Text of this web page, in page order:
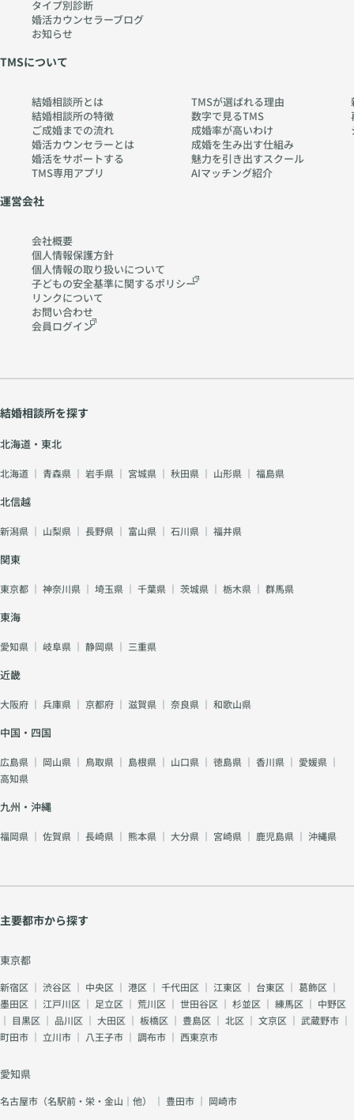
タイプ別診断
婚活カウンセラーブログ
お知らせ
TMSについて
結婚相談所とは
結婚相談所の特徴
ご成婚までの流れ
婚活カウンセラーとは
婚活をサポートする
TMS専用アプリ
TMSが選ばれる理由
数字で見るTMS
成婚率が高いわけ
成婚を生み出す仕組み
魅力を引き出すスクール
AIマッチング紹介
運営会社
会社概要
個人情報保護方針
個人情報の取り扱いについて
子どもの安全基準に関するポリシー
リンクについて
お問い合わせ
会員ログイン
結婚相談所を探す
北海道・東北
北海道 青森県 岩手県 宮城県 秋田県 山形県 福島県
北信越
新潟県 山梨県 長野県 富山県 石川県 福井県
関東
東京都 神奈川県 埼玉県 千葉県 茨城県 栃木県 群馬県
東海
愛知県 岐阜県 静岡県 三重県
近畿
大阪府 兵庫県 京都府 滋賀県 奈良県 和歌山県
中国・四国
広島県 岡山県 鳥取県 島根県 山口県 徳島県 香川県 愛媛県
高知県
九州・沖縄
福岡県 佐賀県 長崎県 熊本県 大分県 宮崎県 鹿児島県 沖縄県
主要都市から探す
東京都
新宿区 渋谷区 中央区 港区 千代田区 江東区 台東区 葛飾区
墨田区
江戸川区 足立区 荒川区 世田谷区 杉並区 練馬区
中野区
目黒区 品川区 大田区 板橋区 豊島区 北区 文京区 武蔵野市
町田市
立川市 八王子市 調布市 西東京市
愛知県
名古屋市（名駅前・栄・金山｜他） 豊田市 岡崎市